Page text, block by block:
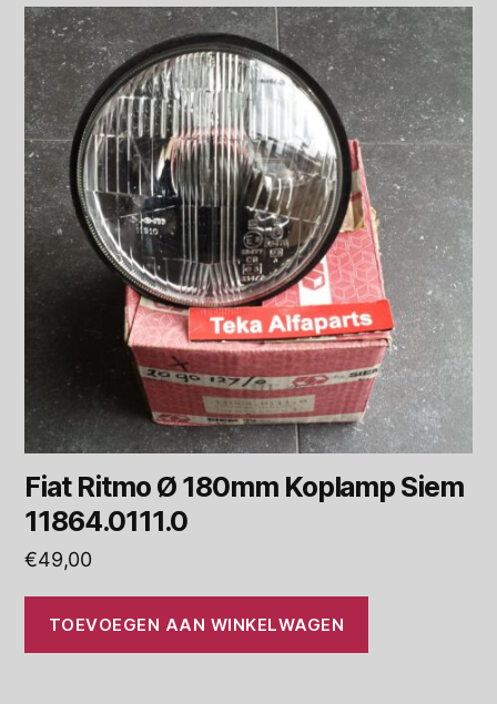
Fiat Ritmo Ø 180mm Koplamp Siem
11864.0111.0
€49,00
TOEVOEGEN AAN WINKELWAGEN